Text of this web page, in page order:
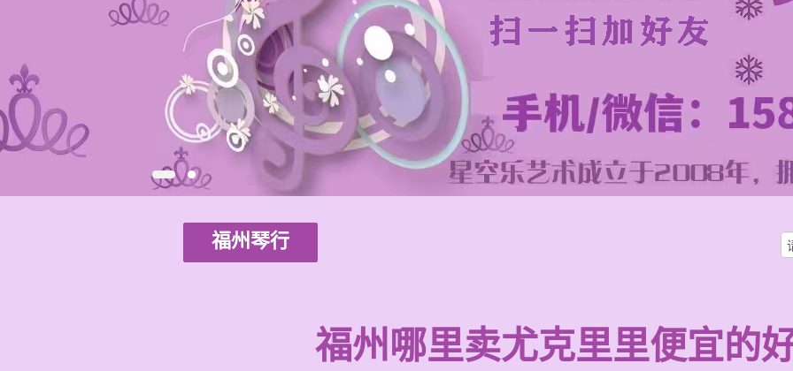
福州琴行
福州哪里卖尤克里里便宜的